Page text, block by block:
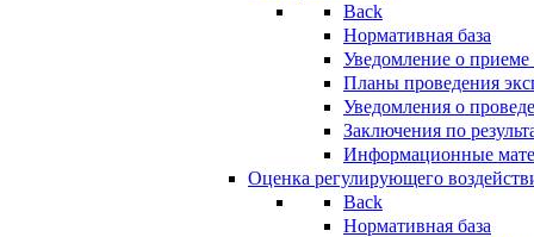
Back
Нормативная база
Уведомление о
Планы проведения
Уведомления о
Заключения по
Информационные
Оценка регулирующего
Back
Нормативная база